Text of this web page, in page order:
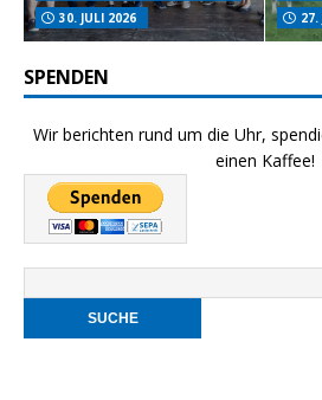
30. JULI 2026 27.
SPENDEN
Wir berichten rund um die Uhr,
einen Kaffee!